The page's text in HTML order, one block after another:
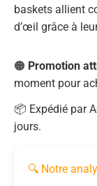
baskets allient
d’œil grâce à
🟠 Promotion
moment pour
📦 Expédié par
jours.
🔍 Notre